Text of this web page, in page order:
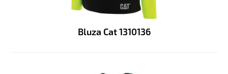
Bluza Cat 1310136